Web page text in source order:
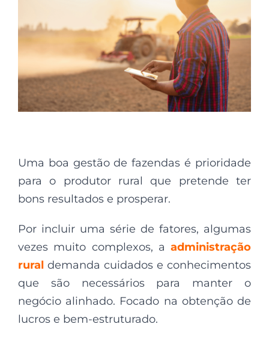
Uma boa gestão de fazendas é prioridade
para o produtor rural que pretende ter
bons resultados e prosperar.
Por incluir uma série de fatores, algumas
vezes muito complexos, a administração
rural demanda cuidados e conhecimentos
que são necessários para manter o
negócio alinhado. Focado na obtenção de
lucros e bem-estruturado.